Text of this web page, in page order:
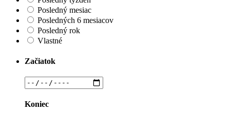
Posledný mesiac
Posledných 6 mesiacov
Posledný rok
Vlastné
Začiatok
Koniec